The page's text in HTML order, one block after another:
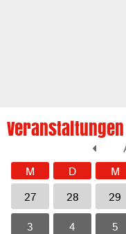
Veranstaltungen
M D M
27 28 29
3 4 5